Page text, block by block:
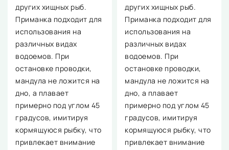
других хищных рыб.
Приманка подходит для
использования на
различных видах
водоемов. При
остановке проводки,
мандула не ложится на
дно, а плавает
примерно под углом 45
градусов, имитируя
кормящуюся рыбку, что
привлекает внимание
других хищных рыб.
Приманка подходит для
использования на
различных видах
водоемов. При
остановке проводки,
мандула не ложится на
дно, а плавает
примерно под углом 45
градусов, имитируя
кормящуюся рыбку, что
привлекает внимание